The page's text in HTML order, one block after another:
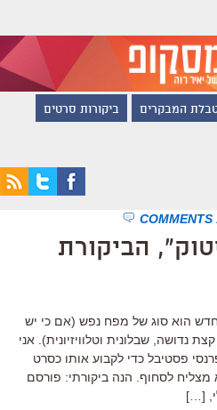
המבקרים ביקורות סרטים
הביקורת
הוא סוג של מפח נפש (אם כי יש
נדושה, שבלונית וטלוויזיונית). אני
פסטיבל כדי לקבוע אותו כסרט
לסחוף. הנה ביקורתי: פורסם